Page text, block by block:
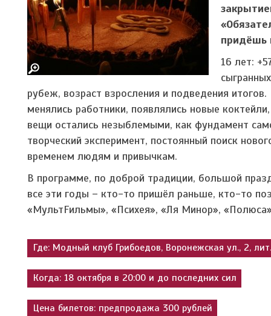
придёшь
16 лет:
рубеж, возраст взросления и подведения
менялись работники, появлялись новые
вещи остались незыблемыми, как фундамент
творческий эксперимент, постоянный поиск
временем людям и привычкам.
В программе, по доброй традиции, большой
все эти годы – кто-то пришёл раньше, кто-то
«МультFильмы», «Психея», «Ля Минор»,
Где: Модный клуб Грибоедов, Воронежская ул., 2,
Когда: 18 октября в 20:00 и до последних сил
Цена билетов: предпродажа 300 рублей